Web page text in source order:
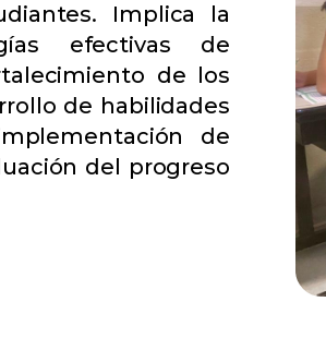
Implica la
efectivas de
de los
de habilidades
de
del progreso